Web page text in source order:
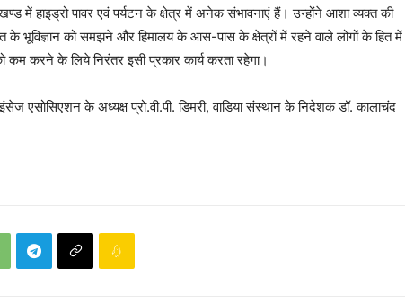
में हाइड्रो पावर एवं पर्यटन के क्षेत्र में अनेक संभावनाएं हैं। उन्होंने आशा व्यक्त की
के भूविज्ञान को समझने और हिमालय के आस-पास के क्षेत्रों में रहने वाले लोगों के हित में
कम करने के लिये निरंतर इसी प्रकार कार्य करता रहेगा।
के अध्यक्ष प्रो.वी.पी. डिमरी, वाडिया संस्थान के निदेशक डॉ. कालाचंद